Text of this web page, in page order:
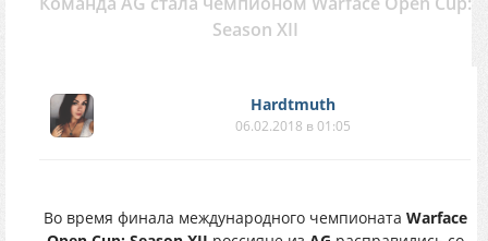
Season XII
Hardtmuth
06.02.2018 в 01:05
Во время финала международного чемпионата Warface